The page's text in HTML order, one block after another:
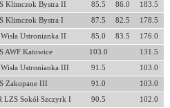
Klimczok Bystra II 85.5 86.0 183.5
Klimczok Bystra I 87.5 82.5 178.5
Ustronianka II 85.0 83.5 176.0
AWF Katowice 103.0 131.5
Ustronianka III 91.5 103.0
Zakopane III 91.0 103.0
LZS Sokół Szczyrk I 90.5 102.0